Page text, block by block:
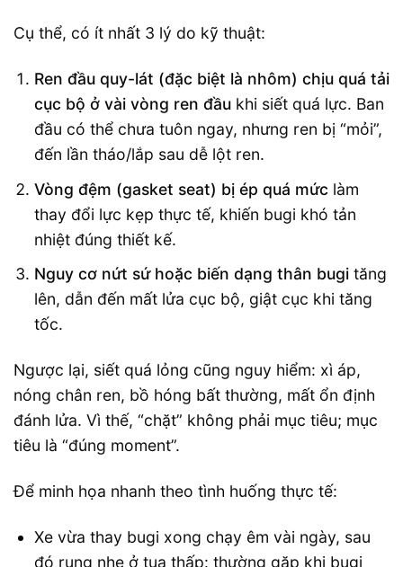
Cụ thể, có ít nhất 3 lý do kỹ thuật:
Ren đầu quy-lát (đặc biệt là nhôm) chịu quá tải
cục bộ ở vài vòng ren đầukhi siết quá lực. Ban
đầu có thể chưa tuôn ngay, nhưng ren bị “mỏi”,
đến lần tháo/lắp sau dễ lột ren.
Vòng đệm (gasket seat) bị ép quá mức làm
thay đổi lực kẹp thực tế, khiến bugi khó tản
nhiệt đúng thiết kế.
Nguy cơ nứt sứ hoặc biến dạng thân bugităng
lên, dẫn đến mất lửa cục bộ, giật cục khi tăng
tốc.
Ngược lại, siết quá lỏng cũng nguy hiểm: xì áp,
nóng chân ren, bồ hóng bất thường, mất ổn định
đánh lửa. Vì thế, “chặt” không phải mục tiêu; mục
tiêu là “đúng moment”.
Để minh họa nhanh theo tình huống thực tế:
Xe vừa thay bugi xong chạy êm vài ngày, sau
đó rung nhẹ ở tua thấp: thường gặp khi bugi